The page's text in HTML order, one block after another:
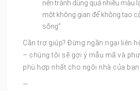
nên tránh dùng quá nhiều màu
một không gian để không tạo
sống”
Cần trợ giúp? Đừng ngần ngại liên
– chúng tôi sẽ gợi ý mẫu mã và
phù hợp nhất cho ngôi nhà của bạn
—